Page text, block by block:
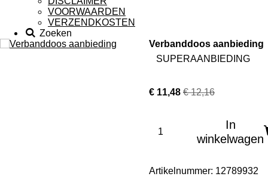
VOORWAARDEN
VERZENDKOSTEN
Zoeken
Verbanddoos aanbieding
SUPERAANBIEDING
€ 11,48 € 12,16
In
winkelwagen
Artikelnummer: 12789932